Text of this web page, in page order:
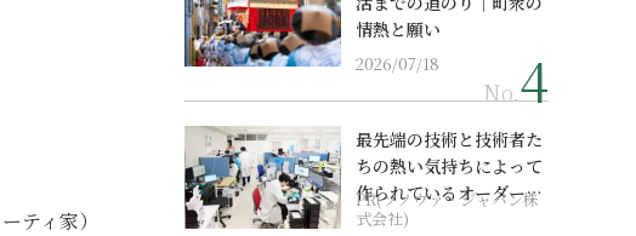
ティ家）
情熱と願い
2026/07/18
No.
最先端の技術と技術者た
ちの熱い気持ちによって
作られているオーダーメ
イド補聴器
PR(ソノヴァ・ジャパン株
式会社)